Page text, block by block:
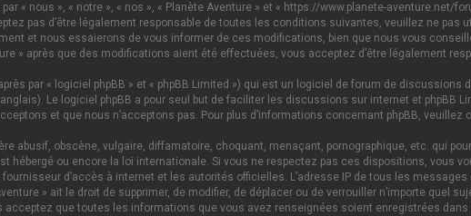
« nous », « notre », « nos », « Planète Aventure » et « https://www.planete-aventure.net/
pas d’être légalement responsable de toutes les conditions suivantes, veuillez ne pas
et nous essaierons de vous informer de ces modifications, bien que nous vous
» après que des modifications aient été effectuées, vous acceptez d’être légalement
par « logiciel phpBB » et « phpBB Limited ») qui est un logiciel de forum de discussions
Le logiciel phpBB a pour seul but de faciliter les discussions sur internet et phpBB
et que nous n’acceptons pas. Pour plus d’informations concernant phpBB, veuillez
abusif, obscène, vulgaire, diffamatoire, choquant, menaçant, pornographique, etc. qui
hébergé ou encore la loi internationale. Si vous ne respectez pas ces dispositions, vous
d’accès à internet et les autorités officielles. L’adresse IP de tous les
» ait le droit de supprimer, de modifier, de déplacer ou de verrouiller n’importe quel
acceptez que toutes les informations que vous avez renseignées soient enregistrées